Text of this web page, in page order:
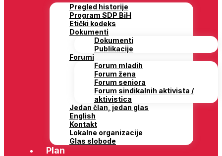
Pregled historije
Program SDP BiH
Etički kodeks
Dokumenti
Dokumenti
Publikacije
Forumi
Forum mladih
Forum žena
Forum seniora
Forum sindikalnih aktivista /
aktivistica
Jedan član, jedan glas
English
Kontakt
Lokalne organizacije
Glas slobode
Plan